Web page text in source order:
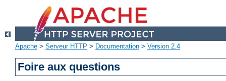
Apache > Serveur HTTP > Documentation > Version 2.4
Foire aux questions